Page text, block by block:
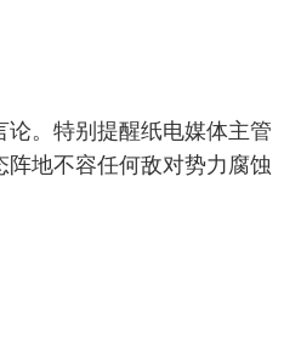
。特别提醒纸电媒体主管
地不容任何敌对势力腐蚀